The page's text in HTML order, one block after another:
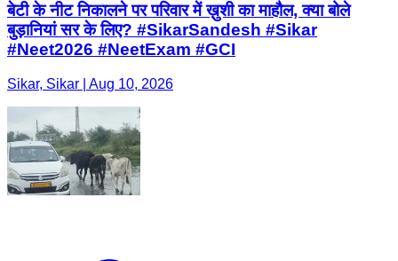
बेटी के नीट निकालने पर परिवार में ख़ुशी का माहौल, क्या बोले
बुड़ानियां सर के लिए? #SikarSandesh #Sikar
#Neet2026 #NeetExam #GCI
Sikar, Sikar | Aug 10, 2026